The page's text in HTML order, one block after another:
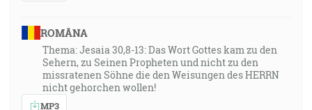
ROMÂNA
Thema: Jesaia 30,8-13: Das Wort Gottes kam zu den
Sehern, zu Seinen Propheten und nicht zu den
missratenen Söhne die den Weisungen des HERRN
nicht gehorchen wollen!
MP3